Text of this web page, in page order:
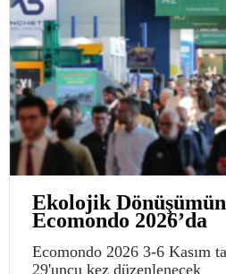
Ekolojik
Ecomondo 2026’da
Ecomondo 2026 3-6 Kasım
29'uncu kez düzenlenecek